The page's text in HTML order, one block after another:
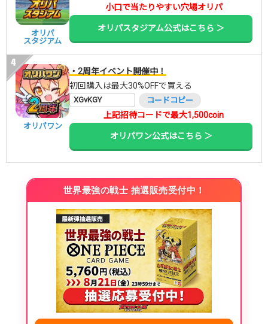
オリパ
スタジアム
小口で当たりやすい穴場オリパ
オリパスタジアム公式はこちら ＞
オリパワン
・2周年イベント開催中！
初回購入は最大30%OFFで買える
XGvKGY コードコピー
上記招待コードで最大1,500coin
オリパワン公式はこちら ＞
世界最強の戦士 抽選販売受付中！